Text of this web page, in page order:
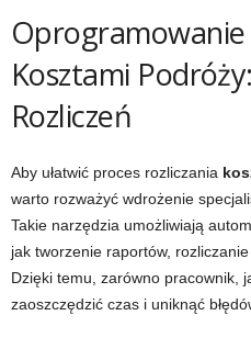
Oprogramowanie
Kosztami
Rozliczeń
Aby ułatwić proces rozliczania
warto rozważyć wdrożenie
Takie narzędzia umożliwiają
jak tworzenie raportów,
Dzięki temu, zarówno pracownik,
zaoszczędzić czas i uniknąć